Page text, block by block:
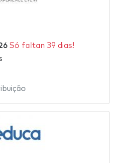
Só faltan 39 dias!